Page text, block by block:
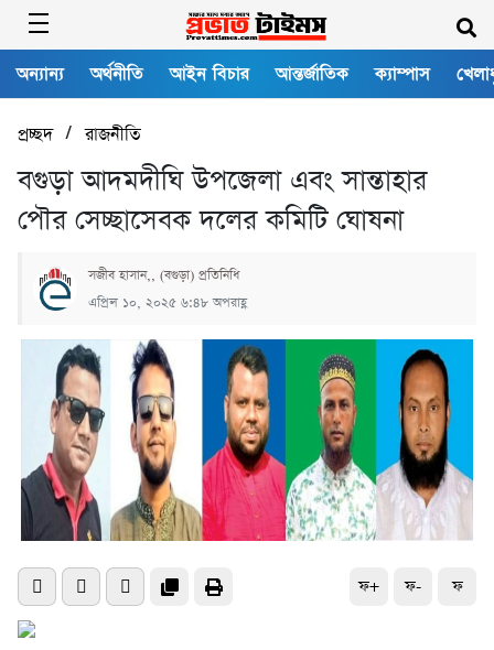
অন্যান্য অর্থনীতি আইন বিচার আন্তর্জাতিক ক্যাম্পাস
প্রচ্ছদ/রাজনীতি
বগুড়া আদমদীঘি উপজেলা এবং সান্তাহার
পৌর সেচ্ছাসেবক দলের কমিটি ঘোষনা
সজীব হাসান,, (বগুড়া) প্রতিনিধি
এপ্রিল ১০, ২০২৫ ৬:৪৮ অপরাহ্ণ
ফ+ ফ- ফ